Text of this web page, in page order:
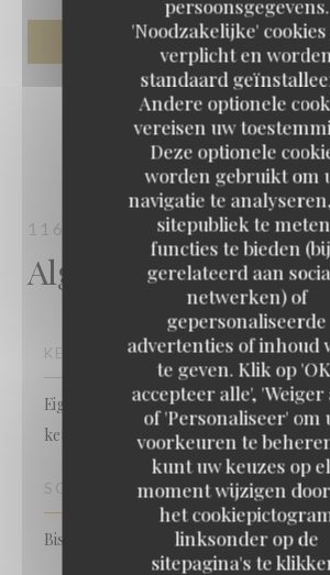
persoonsgegevens.
'Noodzakelijke'
verplicht en worden
standaard
Andere optionele
vereisen uw
Deze optionele
worden gebruikt om
navigatie te
sitepubliek te
functies te bieden
gerelateerd aan
netwerken) of
gepersonaliseerde
advertenties of inhoud
te geven. Klik op
accepteer alle', 'Weiger
of 'Personaliseer' om
voorkeuren te
kunt uw keuzes op
moment wijzigen
het
linksonder op de
sitepagina's te
116 PAGES BISTRONOMIQUE
Algemene informatie
KEUKEN
Eigengemaakt, vers product, Aziatisch,
keuken
SOORT BEDRIJF
Bistronomique
116 pages